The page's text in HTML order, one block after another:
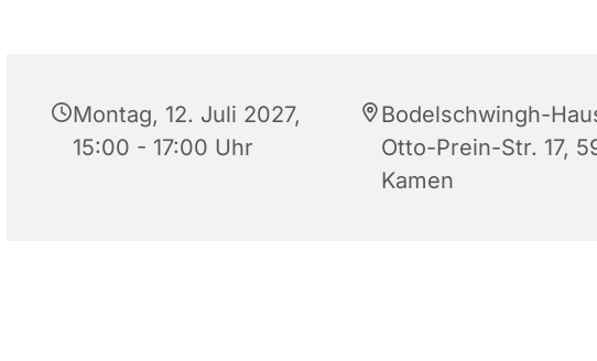
Montag, 12. Juli 2027,
15:00 - 17:00 Uhr
Bodelschwingh-
Otto-Prein-Str. 17,
Kamen